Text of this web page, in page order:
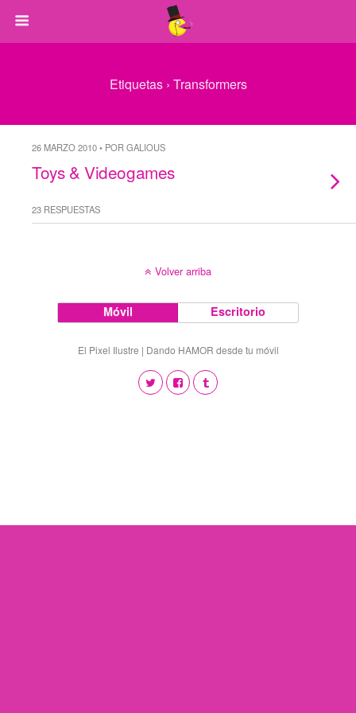
Etiquetas › Transformers
26 MARZO 2010 • POR GALIOUS
Toys & Videogames
23 RESPUESTAS
Volver arriba
Móvil Escritorio
El Pixel Ilustre | Dando HAMOR desde tu móvil